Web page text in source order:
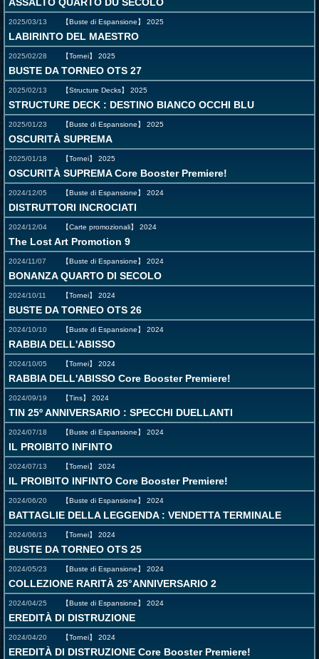
ASSALTO QUARTO DU SECOLO
2025/03/13 【Buste di Espansione】 2025
LABIRINTO DEL MAESTRO
2025/02/28 【Tornei】 2025
BUSTE DA TORNEO OTS 27
2025/02/13 【Structure Decks】 2025
STRUCTURE DECK : DESTINO BIANCO OCCHI BLU
2025/01/23 【Buste di Espansione】 2025
OSCURITÀ SUPREMA
2025/01/18 【Tornei】 2025
OSCURITÀ SUPREMA Core Booster Premiere!
2024/12/05 【Buste di Espansione】 2024
DISTRUTTORI INCROCIATI
2024/12/04 【Carte promozionali】 2024
The Lost Art Promotion 9
2024/11/07 【Buste di Espansione】 2024
BONANZA QUARTO DI SECOLO
2024/10/11 【Tornei】 2024
BUSTE DA TORNEO OTS 26
2024/10/10 【Buste di Espansione】 2024
RABBIA DELL'ABISSO
2024/10/05 【Tornei】 2024
RABBIA DELL'ABISSO Core Booster Premiere!
2024/09/19 【Tins】 2024
TIN 25º ANNIVERSARIO : SPECCHI DUELLANTI
2024/07/18 【Buste di Espansione】 2024
IL PROIBITO INFINTO
2024/07/13 【Tornei】 2024
IL PROIBITO INFINTO Core Booster Premiere!
2024/06/20 【Buste di Espansione】 2024
BATTAGLIE DELLA LEGGENDA : VENDETTA TERMINALE
2024/06/13 【Tornei】 2024
BUSTE DA TORNEO OTS 25
2024/05/23 【Buste di Espansione】 2024
COLLEZIONE RARITÀ 25°ANNIVERSARIO 2
2024/04/25 【Buste di Espansione】 2024
EREDITÀ DI DISTRUZIONE
2024/04/20 【Tornei】 2024
EREDITÀ DI DISTRUZIONE Core Booster Premiere!